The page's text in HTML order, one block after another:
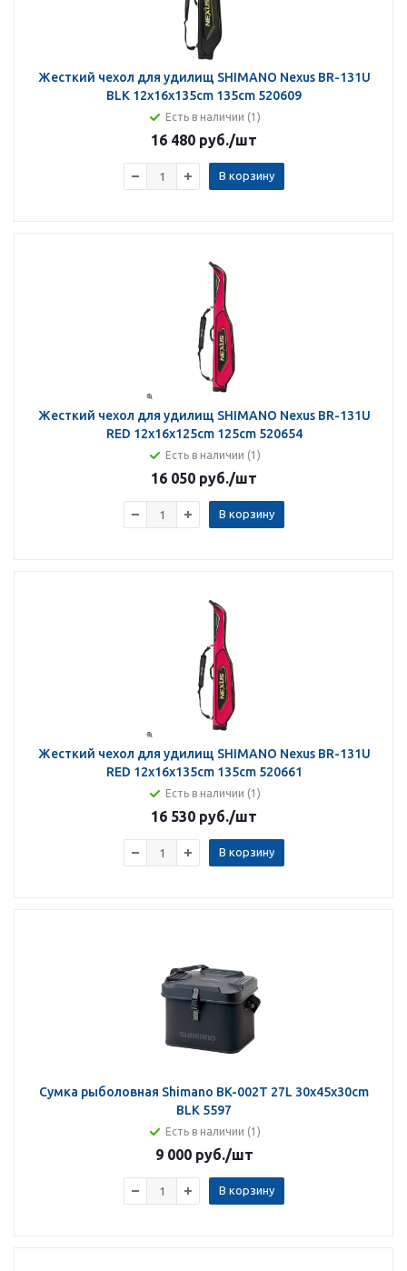
Жесткий чехол для удилищ SHIMANO Nexus BR-131U
BLK 12x16x135cm 135cm 520609
Есть в наличии (1)
16 480 руб./шт
В корзину
Жесткий чехол для удилищ SHIMANO Nexus BR-131U
RED 12x16x125cm 125cm 520654
Есть в наличии (1)
16 050 руб./шт
В корзину
Жесткий чехол для удилищ SHIMANO Nexus BR-131U
RED 12x16x135cm 135cm 520661
Есть в наличии (1)
16 530 руб./шт
В корзину
Сумка рыболовная Shimano BK-002T 27L 30x45x30cm
BLK 5597
Есть в наличии (1)
9 000 руб./шт
В корзину